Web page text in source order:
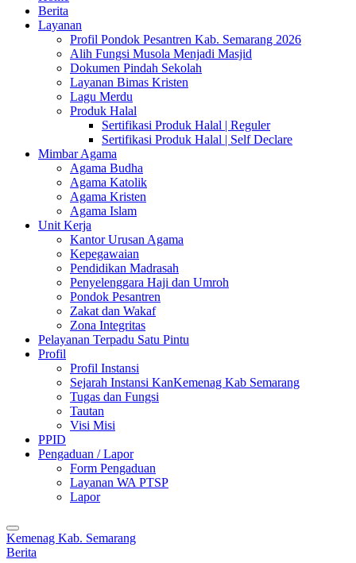
Berita
Layanan
Profil Pondok Pesantren Kab. Semarang 2026
Alih Fungsi Musola Menjadi Masjid
Dokumen Pindah Sekolah
Layanan Bimas Kristen
Lagu Merdu
Produk Halal
Sertifikasi Produk Halal | Reguler
Sertifikasi Produk Halal | Self Declare
Mimbar Agama
Agama Budha
Agama Katolik
Agama Kristen
Agama Islam
Unit Kerja
Kantor Urusan Agama
Kepegawaian
Pendidikan Madrasah
Penyelenggara Haji dan Umroh
Pondok Pesantren
Zakat dan Wakaf
Zona Integritas
Pelayanan Terpadu Satu Pintu
Profil
Profil Instansi
Sejarah Instansi KanKemenag Kab Semarang
Tugas dan Fungsi
Tautan
Visi Misi
PPID
Pengaduan / Lapor
Form Pengaduan
Layanan WA PTSP
Lapor
Kemenag Kab. Semarang
Berita